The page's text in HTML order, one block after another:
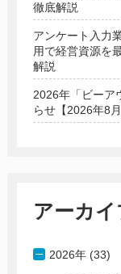
徹底解説
アンケート入力
用で経営資源を
解説
2026年「ビーア
らせ【2026年8
アーカイ
2026年 (33)